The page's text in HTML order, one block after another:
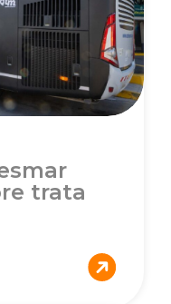
trata